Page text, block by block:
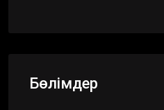
Бөлімдер